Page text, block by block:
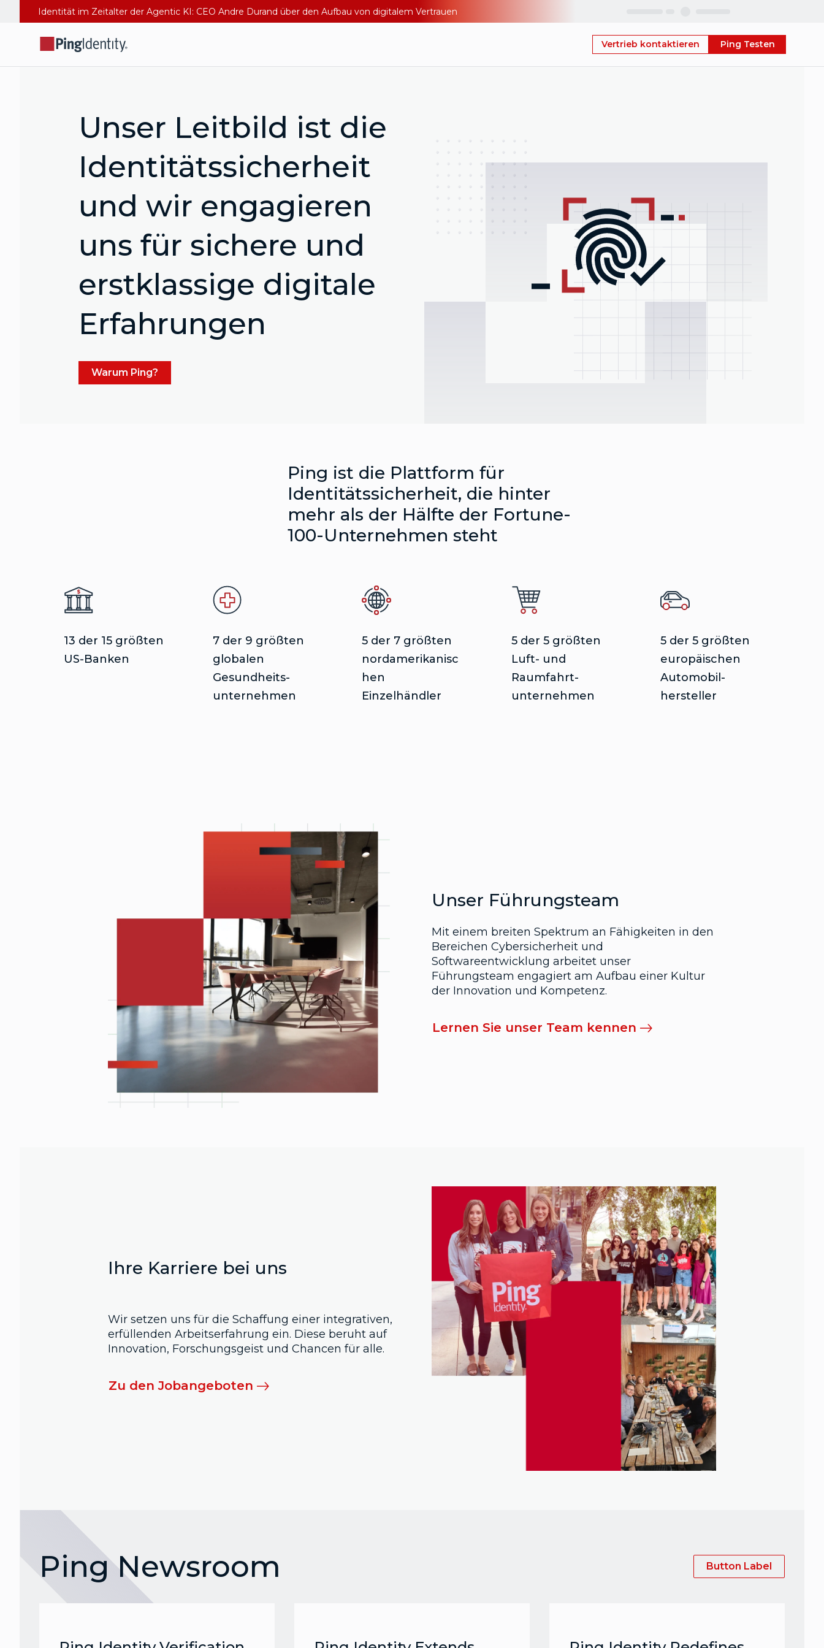
Identität im Zeitalter der Agentic KI: CEO Andre Durand über den Aufbau von digitalem Vertrauen
Vertrieb kontaktieren Ping Testen
Unser Leitbild ist die
Identitätssicherheit
und wir engagieren
uns für sichere und
erstklassige digitale
Erfahrungen
Warum Ping?
Ping ist die Plattform für
Identitätssicherheit, die hinter
mehr als der Hälfte der Fortune-
100-Unternehmen steht
13 der 15 größten
US-Banken
7 der 9 größten
globalen
Gesundheits-
unternehmen
5 der 7 größten
nordamerikanisc
hen
Einzelhändler
5 der 5 größten
Luft- und
Raumfahrt-
unternehmen
5 der 5 größten
europäischen
Automobil-
hersteller
Unser Führungsteam
Mit einem breiten Spektrum an Fähigkeiten in den
Bereichen Cybersicherheit und
Softwareentwicklung arbeitet unser
Führungsteam engagiert am Aufbau einer Kultur
der Innovation und Kompetenz.
Lernen Sie unser Team kennen
Ihre Karriere bei uns
Wir setzen uns für die Schaffung einer integrativen,
erfüllenden Arbeitserfahrung ein. Diese beruht auf
Innovation, Forschungsgeist und Chancen für alle.
Zu den Jobangeboten
Ping Newsroom Button Label